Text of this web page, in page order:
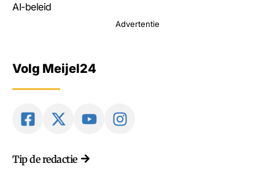
AI-beleid
Advertentie
Volg Meijel24
Tip de redactie